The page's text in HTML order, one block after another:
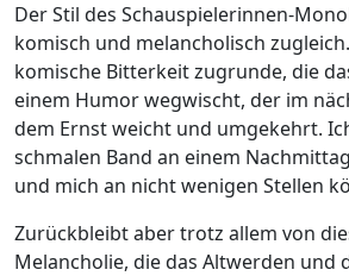
Der Stil des Schauspielerinnen-
komisch und melancholisch
komische Bitterkeit zugrunde, die
einem Humor wegwischt, der im
dem Ernst weicht und umgekehrt.
schmalen Band an einem
und mich an nicht wenigen Stellen
Zurückbleibt aber trotz allem von
Melancholie, die das Altwerden und